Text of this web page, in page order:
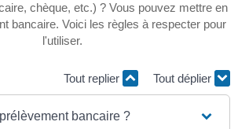
chèque, etc.) ? Vous pouvez mettre en
bancaire. Voici les règles à respecter pour
l'utiliser.
Tout replier Tout déplier
bancaire ?